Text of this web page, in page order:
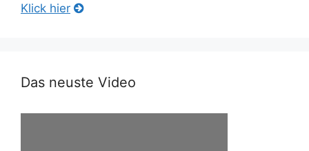
Klick hier
Das neuste Video